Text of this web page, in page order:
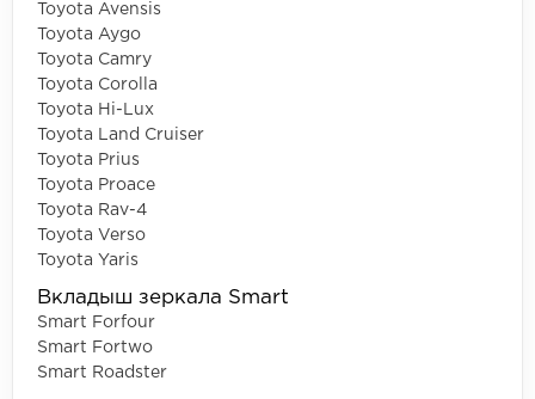
Toyota Avensis
Toyota Aygo
Toyota Camry
Toyota Corolla
Toyota Hi-Lux
Toyota Land Cruiser
Toyota Prius
Toyota Proace
Toyota Rav-4
Toyota Verso
Toyota Yaris
Вкладыш зеркала Smart
Smart Forfour
Smart Fortwo
Smart Roadster